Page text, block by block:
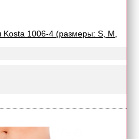
1006-4 (размеры: S, M,